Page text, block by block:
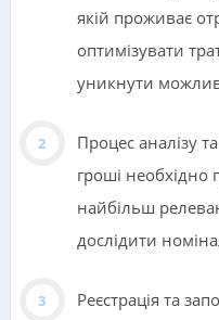
якій проживає
оптимізувати
уникнути
Процес аналізу
гроші необхідно
найбільш
дослідити
Реєстрація та